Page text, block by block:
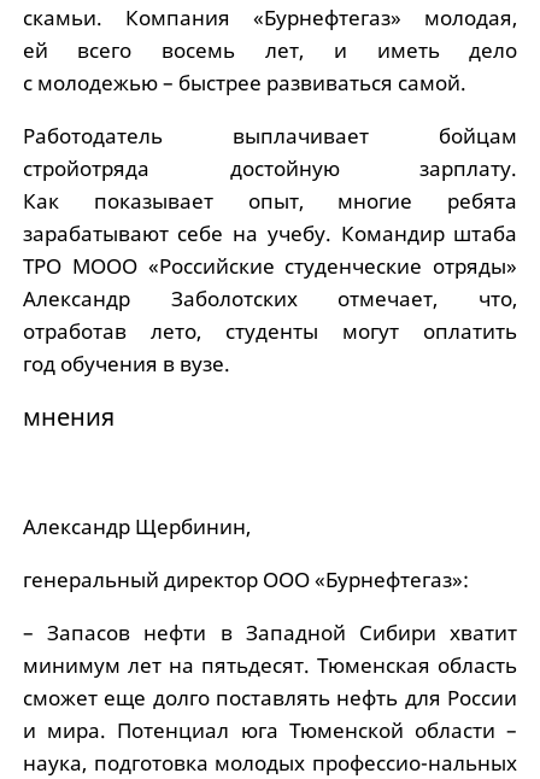
скамьи. Компания «Бурнефтегаз» молодая,
ей всего восемь лет, и иметь дело
с молодежью – быстрее развиваться самой.
Работодатель выплачивает бойцам
стройотряда достойную зарплату.
Как показывает опыт, многие ребята
зарабатывают себе на учебу. Командир штаба
ТРО МООО «Российские студенческие отряды»
Александр Заболотских отмечает, что,
отработав лето, студенты могут оплатить
год обучения в вузе.
мнения
Александр Щербинин,
генеральный директор ООО «Бурнефтегаз»:
– Запасов нефти в Западной Сибири хватит
минимум лет на пятьдесят. Тюменская область
сможет еще долго поставлять нефть для России
и мира. Потенциал юга Тюменской области –
наука, подготовка молодых профессио-нальных